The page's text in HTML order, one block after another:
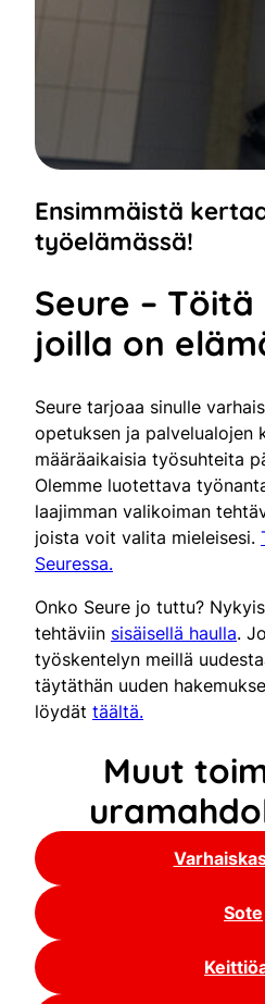
Ensimmäistä
työelämässä!
Seure – Töitä
joilla on
Seure tarjoaa sinulle
opetuksen ja palvelualojen
määräaikaisia työsuhteita
Olemme luotettava
laajimman valikoiman
joista voit valita mieleisesi.
Seuressa.
Onko Seure jo tuttu?
tehtäviin sisäisellä haulla.
työskentelyn meillä
täytäthän uuden
löydät täältä.
Muut
Sote